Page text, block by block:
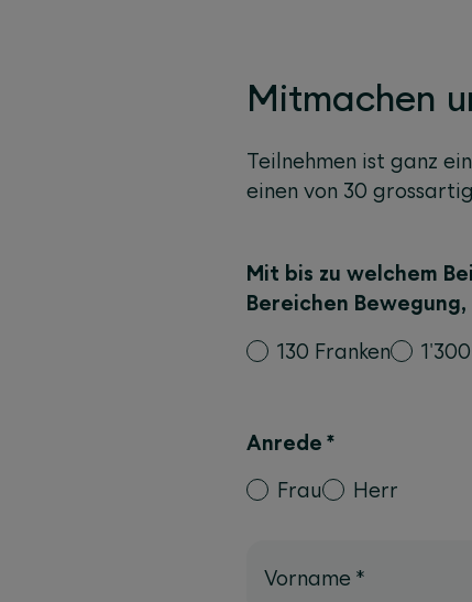
Mitmachen
Teilnehmen ist ganz
einen von 30
Mit bis zu welchem
Bereichen
130 Franken
Anrede *
Frau
Herr
Vorname *